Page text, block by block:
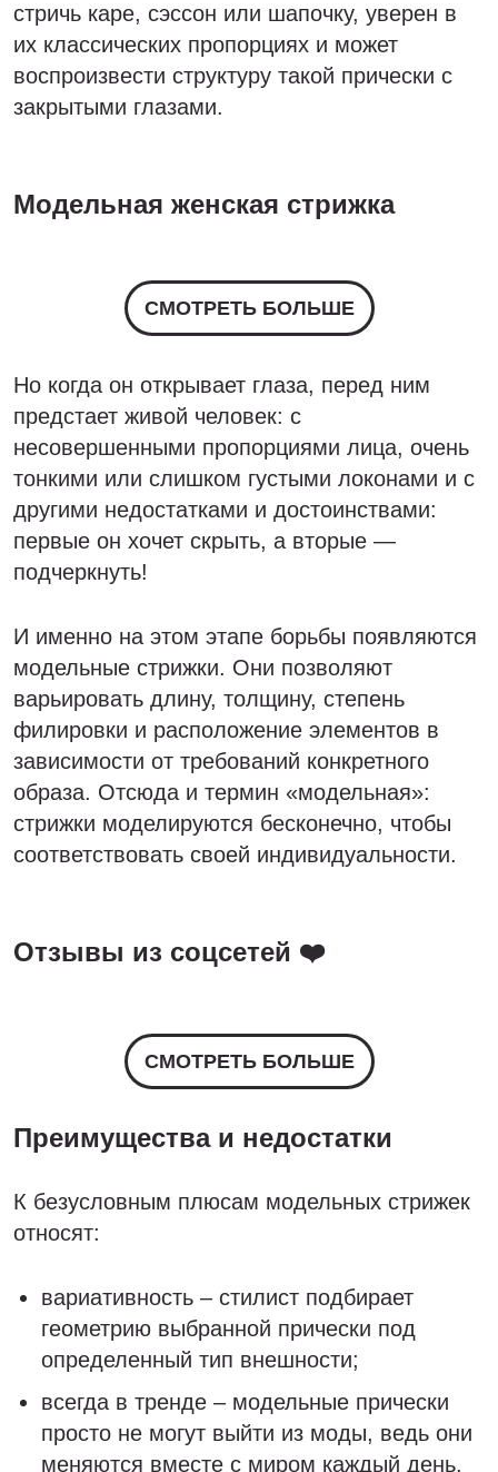
стричь каре, сэссон или шапочку, уверен в
их классических пропорциях и может
воспроизвести структуру такой прически с
закрытыми глазами.
Модельная женская стрижка
СМОТРЕТЬ БОЛЬШЕ
Но когда он открывает глаза, перед ним
предстает живой человек: с
несовершенными пропорциями лица, очень
тонкими или слишком густыми локонами и с
другими недостатками и достоинствами:
первые он хочет скрыть, а вторые —
подчеркнуть!
И именно на этом этапе борьбы появляются
модельные стрижки. Они позволяют
варьировать длину, толщину, степень
филировки и расположение элементов в
зависимости от требований конкретного
образа. Отсюда и термин «модельная»:
стрижки моделируются бесконечно, чтобы
соответствовать своей индивидуальности.
Отзывы из соцсетей ❤️
СМОТРЕТЬ БОЛЬШЕ
Преимущества и недостатки
К безусловным плюсам модельных стрижек
относят:
вариативность – стилист подбирает
геометрию выбранной прически под
определенный тип внешности;
всегда в тренде – модельные прически
просто не могут выйти из моды, ведь они
меняются вместе с миром каждый день.